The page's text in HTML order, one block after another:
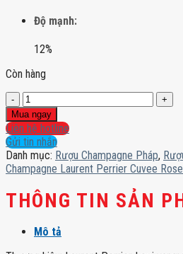
Độ mạnh:
12%
Còn hàng
Champagne
Laurent
Perrier
Cuvee
Rose
số
lượng
Mua ngay
Liên hệ hotline
Gửi tin nhắn
Danh mục: Rượu Champagne Pháp,
Champagne Laurent Perrier Cuvee Rose
THÔNG TIN SẢN
Mô tả